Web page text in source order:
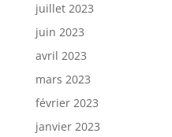
juillet 2023
juin 2023
avril 2023
mars 2023
février 2023
janvier 2023